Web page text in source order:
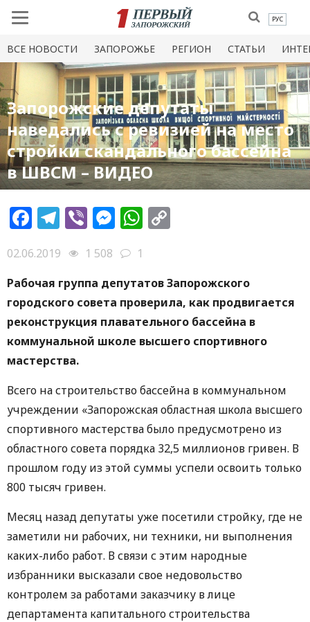
РУС
ВСЕ НОВОСТИ ЗАПОРОЖЬЕ РЕГИОН СТАТЬИ
Запорожские депутаты
наведались с ревизией на место
стройки скандального бассейна
в ШВСМ – ВИДЕО
Facebook
Telegram
ViberMessenger
WhatsApp
02.06.2019 1 508
1
Рабочая группа депутатов Запорожского
городского совета проверила, как продвигается
реконструкция плавательного бассейна в
коммунальной школе высшего спортивного
мастерства.
Всего на строительство бассейна в коммунальном
учреждении «Запорожская областная школа высшего
спортивного мастерства было предусмотрено из
областного совета порядка 32,5 миллионов гривен. В
прошлом году из этой суммы успели освоить только
800 тысяч гривен.
Месяц назад депутаты уже посетили стройку, где не
заметили ни рабочих, ни техники, ни выполнения
каких-либо работ. В связи с этим народные
избранники высказали свое недовольство
контролем за работами заказчику в лице
департамента капитального строительства